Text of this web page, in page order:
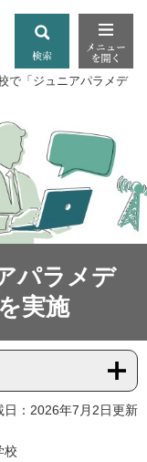
で「ジュニアパラメデ
パラメデ
実施
日：2026年7月2日更新
校